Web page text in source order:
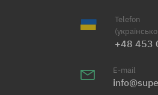
Telefon
+48 453
E-mail